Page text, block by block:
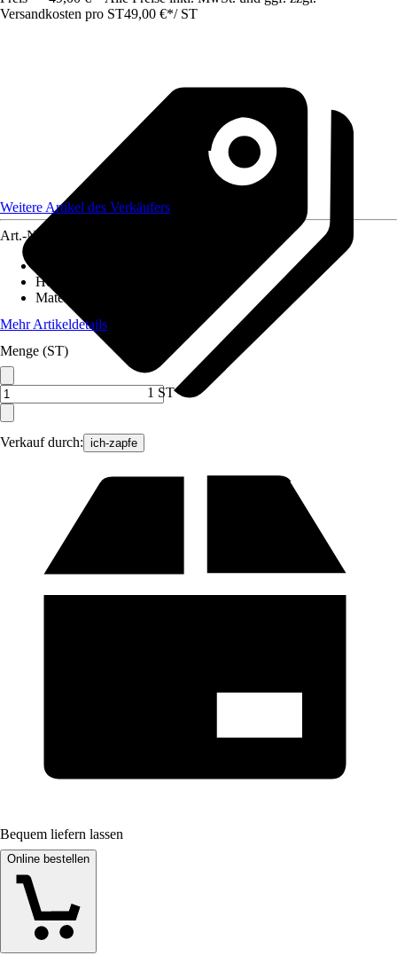
Versandkosten pro ST49,00 €*/ ST
Verkauf durch: ich-zapfe
Weitere Artikel des Verkäufers
Art.-Nr.
Höhe
Material
Mehr Artikeldetails
Menge (ST)
1 ST
Bequem liefern lassen
Online bestellen